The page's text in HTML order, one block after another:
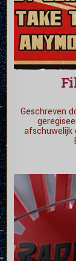
Geschreven
afschuwelijk